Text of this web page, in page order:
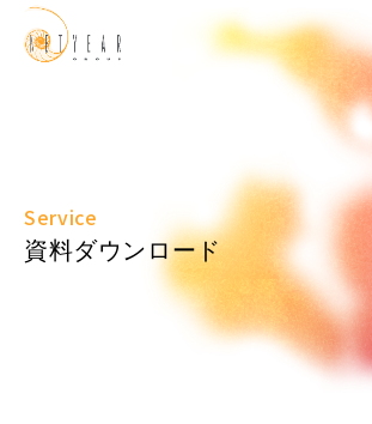
About
Service
資料ダウンロード